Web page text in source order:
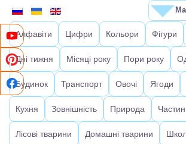
Алфавіти Цифри Кольори Фігури
Дні тижня Місяці року Пори року
Будинок Транспорт Овочі Ягоди
Кухня Зовнішність Природа
Лісові тварини Домашні тварини